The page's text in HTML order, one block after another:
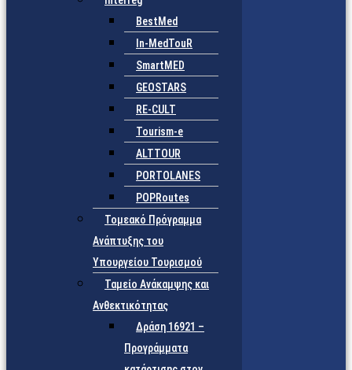
BestMed
In-MedTouR
SmartMED
GEOSTARS
RE-CULT
Tourism-e
ALTTOUR
PORTOLANES
POPRoutes
Τομεακό Πρόγραμμα
Ανάπτυξης του
Υπουργείου Τουρισμού
Ταμείο Ανάκαμψης και
Ανθεκτικότητας
Δράση 16921 –
Προγράμματα